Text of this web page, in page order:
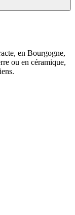
en Bourgogne,
ou en céramique,